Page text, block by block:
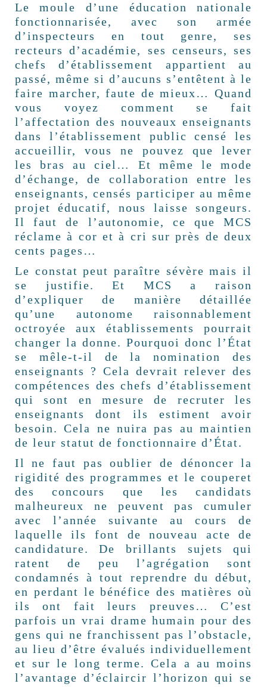
Le moule d’une éducation nationale
fonctionnarisée, avec son armée
d’inspecteurs en tout genre, ses
recteurs d’académie, ses censeurs, ses
chefs d’établissement appartient au
passé, même si d’aucuns s’entêtent à le
faire marcher, faute de mieux… Quand
vous voyez comment se fait
l’affectation des nouveaux enseignants
dans l’établissement public censé les
accueillir, vous ne pouvez que lever
les bras au ciel… Et même le mode
d’échange, de collaboration entre les
enseignants, censés participer au même
projet éducatif, nous laisse songeurs.
Il faut de l’autonomie, ce que MCS
réclame à cor et à cri sur près de deux
cents pages…
Le constat peut paraître sévère mais il
se justifie. Et MCS a raison
d’expliquer de manière détaillée
qu’une autonome raisonnablement
octroyée aux établissements pourrait
changer la donne. Pourquoi donc l’État
se mêle-t-il de la nomination des
enseignants ? Cela devrait relever des
compétences des chefs d’établissement
qui sont en mesure de recruter les
enseignants dont ils estiment avoir
besoin. Cela ne nuira pas au maintien
de leur statut de fonctionnaire d’État.
Il ne faut pas oublier de dénoncer la
rigidité des programmes et le couperet
des concours que les candidats
malheureux ne peuvent pas cumuler
avec l’année suivante au cours de
laquelle ils font de nouveau acte de
candidature. De brillants sujets qui
ratent de peu l’agrégation sont
condamnés à tout reprendre du début,
en perdant le bénéfice des matières où
ils ont fait leurs preuves… C’est
parfois un vrai drame humain pour des
gens qui ne franchissent pas l’obstacle,
au lieu d’être évalués individuellement
et sur le long terme. Cela a au moins
l’avantage d’éclaircir l’horizon qui se